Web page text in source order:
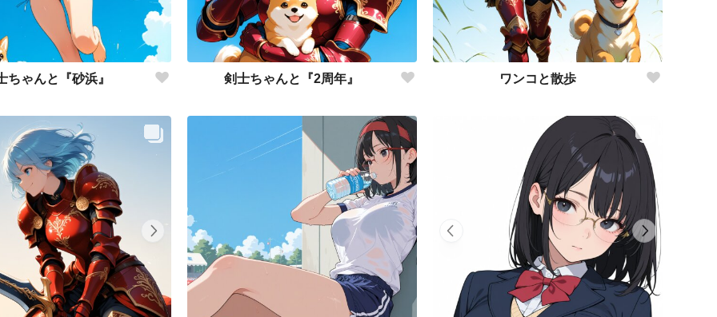
ちゃんと『砂浜』 剣士ちゃんと『2周年』 ワンコと散歩